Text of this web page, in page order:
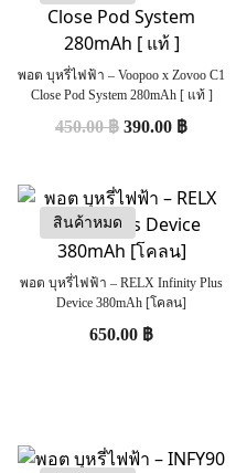
พอต บุหรี่ไฟฟ้า – Voopoo x Zovoo C1
Close Pod System 280mAh [ แท้ ]
450.00฿ 390.00 ฿
สินค้าหมด
พอต บุหรี่ไฟฟ้า – RELX Infinity Plus
Device 380mAh [โคลน]
650.00 ฿